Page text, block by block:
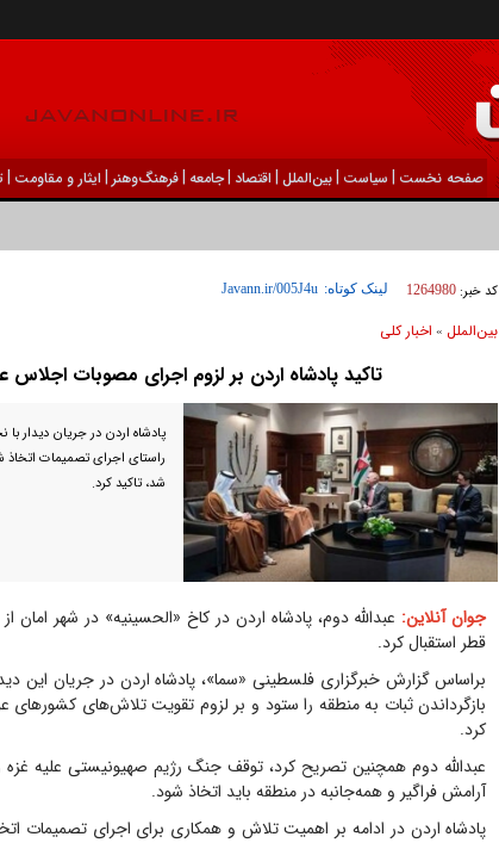
صفحه نخست | سیاست |بين‌الملل | اقتصاد |جامعه |فرهنگ‌و‌هنر | ایثار و مقاومت |
کد خبر: 1264980 لینک کوتاه:
بين‌الملل » اخبار كلی
تاکید پادشاه اردن بر لزوم اجرای مصوبات
پادشاه اردن در جریان دیدار
راستای اجرای تصمیمات اتخاذ
شد، تاکید کرد.
جوان آنلاین: عبدالله دوم، پادشاه اردن در کاخ «الحسینیه» در شهر
قطر استقبال کرد.
براساس گزارش خبرگزاری فلسطینی «سما»، پادشاه اردن در جریان
بازگرداندن ثبات به منطقه را ستود و بر لزوم تقویت تلاش‌های کشورهای
کرد.
عبدالله دوم همچنین تصریح کرد، توقف جنگ رژیم صهیونیستی علیه غزه
آرامش فراگیر و همه‌جانبه در منطقه باید اتخاذ شود.
پادشاه اردن در ادامه بر اهمیت تلاش و همکاری برای اجرای تصمیمات